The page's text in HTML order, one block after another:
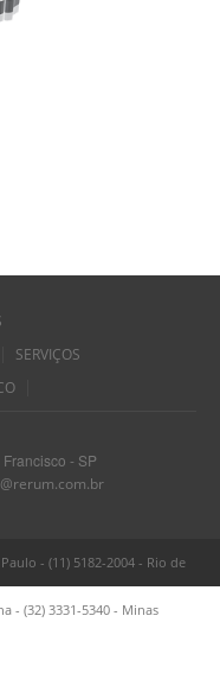
SERVIÇOS
- SP
- (11) 5182-2004 - Rio de
- (32) 3331-5340 - Minas